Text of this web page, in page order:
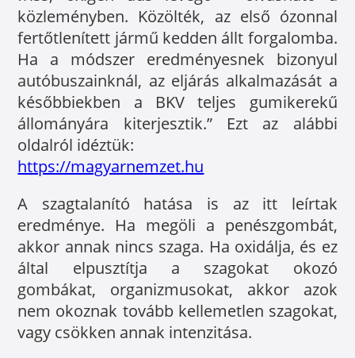
közleményben. Közölték, az első ózonnal
fertőtlenített jármű kedden állt forgalomba.
Ha a módszer eredményesnek bizonyul
autóbuszainknál, az eljárás alkalmazását a
későbbiekben a BKV teljes gumikerekű
állományára kiterjesztik.” Ezt az alábbi
oldalról idéztük:
https://magyarnemzet.hu
A szagtalanító hatása is az itt leírtak
eredménye. Ha megöli a penészgombát,
akkor annak nincs szaga. Ha oxidálja, és ez
által elpusztítja a szagokat okozó
gombákat, organizmusokat, akkor azok
nem okoznak tovább kellemetlen szagokat,
vagy csökken annak intenzitása.